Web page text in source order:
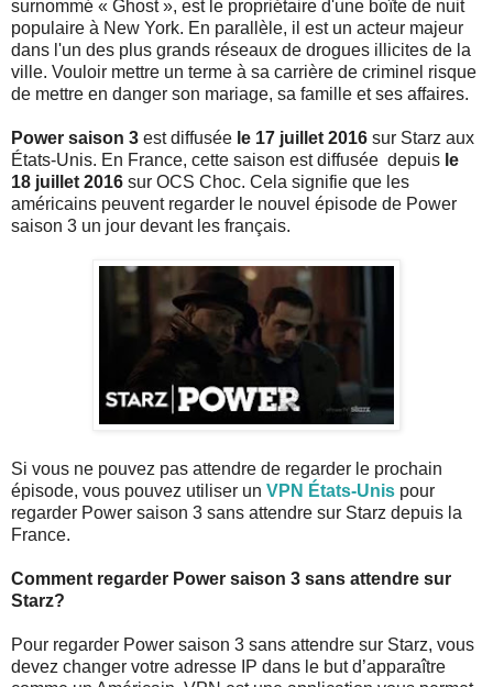
surnommé « Ghost », est le propriétaire d'une boîte de nuit
populaire à New York. En parallèle, il est un acteur majeur
dans l'un des plus grands réseaux de drogues illicites de la
ville. Vouloir mettre un terme à sa carrière de criminel risque
de mettre en danger son mariage, sa famille et ses affaires.
Power saison 3 est diffusée le 17 juillet 2016 sur Starz aux
États-Unis. En France, cette saison est diffusée depuis le
18 juillet 2016 sur OCS Choc. Cela signifie que les
américains peuvent regarder le nouvel épisode de Power
saison 3 un jour devant les français.
Si vous ne pouvez pas attendre de regarder le prochain
épisode, vous pouvez utiliser un VPN États-Unis pour
regarder Power saison 3 sans attendre sur Starz depuis la
France.
Comment regarder Power saison 3 sans attendre sur
Starz?
Pour regarder Power saison 3 sans attendre sur Starz, vous
devez changer votre adresse IP dans le but d’apparaître